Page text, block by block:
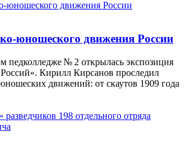
движения России
педколледже № 2 открылась экспозиция
Кирилл Кирсанов проследил
движений: от скаутов 1909 года